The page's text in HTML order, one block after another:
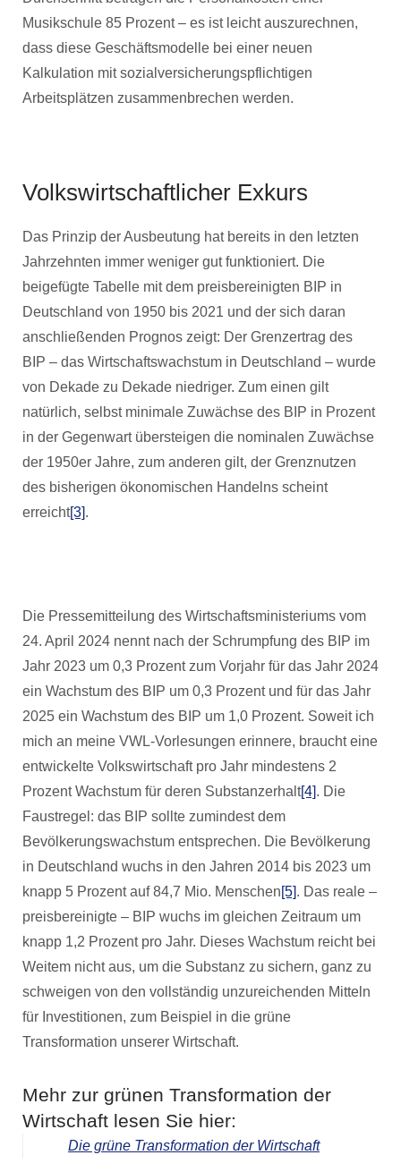
Musikschule 85 Prozent – es ist leicht auszurechnen,
dass diese Geschäftsmodelle bei einer neuen
Kalkulation mit sozialversicherungspflichtigen
Arbeitsplätzen zusammenbrechen werden.
Volkswirtschaftlicher Exkurs
Das Prinzip der Ausbeutung hat bereits in den letzten
Jahrzehnten immer weniger gut funktioniert. Die
beigefügte Tabelle mit dem preisbereinigten BIP in
Deutschland von 1950 bis 2021 und der sich daran
anschließenden Prognos zeigt: Der Grenzertrag des
BIP – das Wirtschaftswachstum in Deutschland – wurde
von Dekade zu Dekade niedriger. Zum einen gilt
natürlich, selbst minimale Zuwächse des BIP in Prozent
in der Gegenwart übersteigen die nominalen Zuwächse
der 1950er Jahre, zum anderen gilt, der Grenznutzen
des bisherigen ökonomischen Handelns scheint
erreicht[3].
Die Pressemitteilung des Wirtschaftsministeriums vom
24. April 2024 nennt nach der Schrumpfung des BIP im
Jahr 2023 um 0,3 Prozent zum Vorjahr für das Jahr 2024
ein Wachstum des BIP um 0,3 Prozent und für das Jahr
2025 ein Wachstum des BIP um 1,0 Prozent. Soweit ich
mich an meine VWL-Vorlesungen erinnere, braucht eine
entwickelte Volkswirtschaft pro Jahr mindestens 2
Prozent Wachstum für deren Substanzerhalt[4]. Die
Faustregel: das BIP sollte zumindest dem
Bevölkerungswachstum entsprechen. Die Bevölkerung
in Deutschland wuchs in den Jahren 2014 bis 2023 um
knapp 5 Prozent auf 84,7 Mio. Menschen[5]. Das reale –
preisbereinigte – BIP wuchs im gleichen Zeitraum um
knapp 1,2 Prozent pro Jahr. Dieses Wachstum reicht bei
Weitem nicht aus, um die Substanz zu sichern, ganz zu
schweigen von den vollständig unzureichenden Mitteln
für Investitionen, zum Beispiel in die grüne
Transformation unserer Wirtschaft.
Mehr zur grünen Transformation der
Wirtschaft lesen Sie hier:
Die grüne Transformation der Wirtschaft